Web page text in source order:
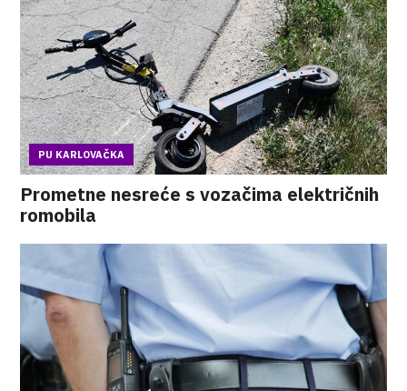
PU KARLOVAČKA
Prometne nesreće s vozačima električnih
romobila